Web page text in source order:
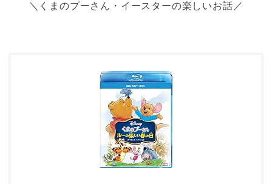
＼くまのプーさん・イースターの楽しいお話／